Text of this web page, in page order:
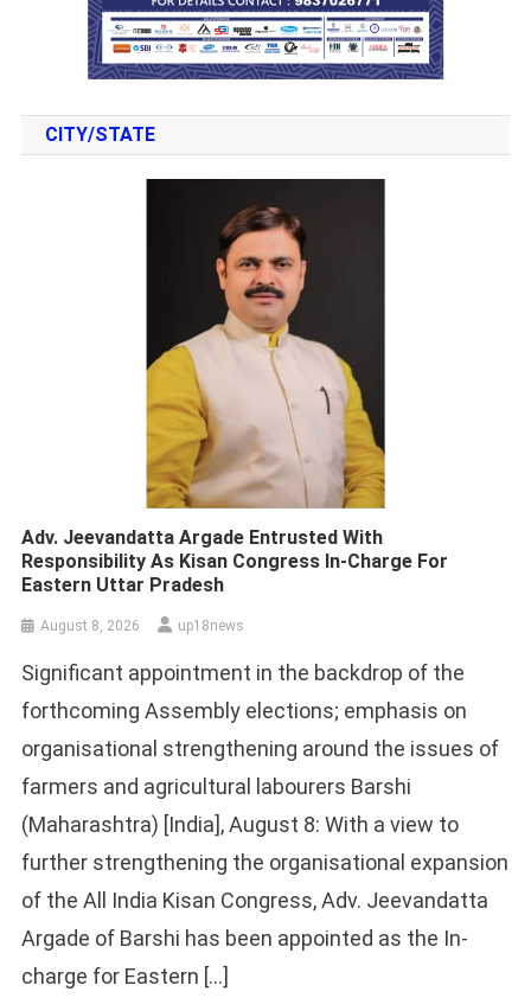
CITY/STATE
Adv. Jeevandatta Argade Entrusted With
Responsibility As Kisan Congress In-Charge For
Eastern Uttar Pradesh
August 8, 2026 up18news
Significant appointment in the backdrop of the
forthcoming Assembly elections; emphasis on
organisational strengthening around the issues of
farmers and agricultural labourers Barshi
(Maharashtra) [India], August 8: With a view to
further strengthening the organisational expansion
of the All India Kisan Congress, Adv. Jeevandatta
Argade of Barshi has been appointed as the In-
charge for Eastern […]